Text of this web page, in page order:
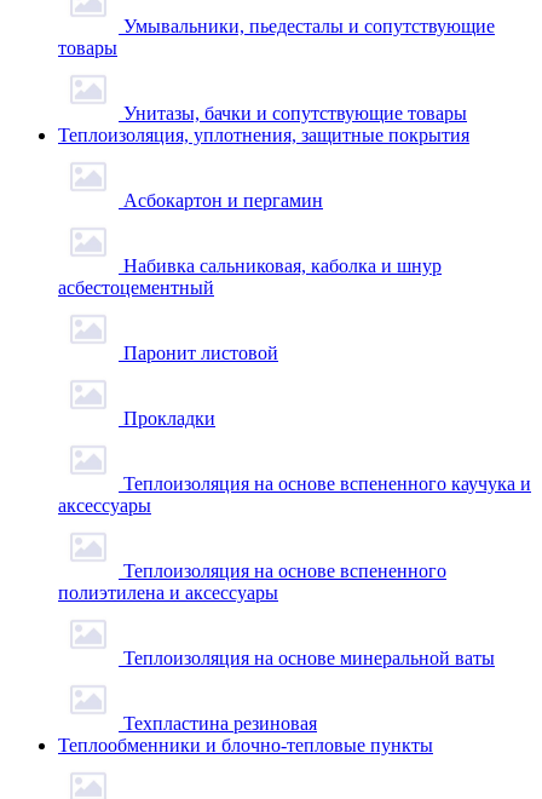
Умывальники, пьедесталы и сопутствующие
товары
Унитазы, бачки и сопутствующие товары
Теплоизоляция, уплотнения, защитные покрытия
Асбокартон и пергамин
Набивка сальниковая, каболка и шнур
асбестоцементный
Паронит листовой
Прокладки
Теплоизоляция на основе вспененного каучука и
аксессуары
Теплоизоляция на основе вспененного
полиэтилена и аксессуары
Теплоизоляция на основе минеральной ваты
Техпластина резиновая
Теплообменники и блочно-тепловые пункты